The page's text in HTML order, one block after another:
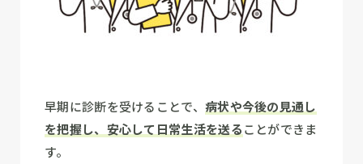
早期に診断を受けることで、 病状や今後の見通し
を把握し、安心して日常生活を送ることができま
す。